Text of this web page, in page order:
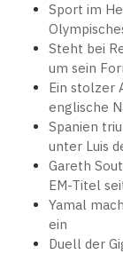
Sport im
Steht bei
um sein
Ein stolzer
englische
Spanien
unter Luis
Gareth
EM-Titel
Yamal
ein
Duell der